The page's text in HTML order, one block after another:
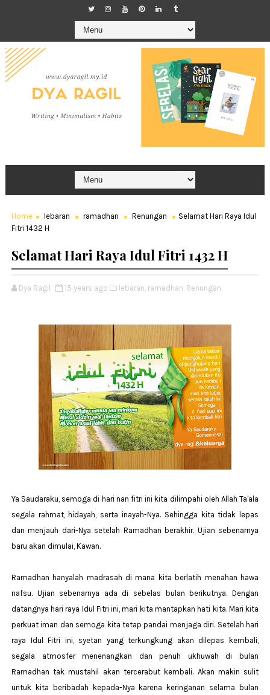
Home lebaran ramadhan Renungan
Selamat Hari Raya Idul
Fitri 1432 H
Selamat Hari Raya Idul Fitri 1432 H
Dya Ragil 15 years ago lebaran, ramadhan, Renungan,
Ya Saudaraku, semoga di hari nan fitri ini kita dilimpahi oleh Allah Ta'ala
segala rahmat, hidayah, serta inayah-Nya. Sehingga kita tidak lepas
dan menjauh dari-Nya setelah Ramadhan berakhir. Ujian sebenarnya
baru akan dimulai, Kawan.
Ramadhan hanyalah madrasah di mana kita berlatih menahan hawa
nafsu. Ujian sebenarnya ada di sebelas bulan berikutnya. Dengan
datangnya hari raya Idul Fitri ini, mari kita mantapkan hati kita. Mari kita
perkuat iman dan semoga kita tetap pandai menjaga diri. Setelah hari
raya Idul Fitri ini, syetan yang terkungkung akan dilepas kembali,
segala atmosfer menenangkan dan penuh ukhuwah di bulan
Ramadhan tak mustahil akan tercerabut kembali. Akan makin sulit
untuk kita beribadah kepada-Nya karena keringanan selama bulan